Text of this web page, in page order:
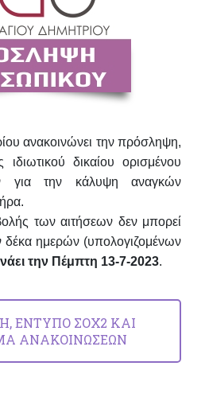
ανακοινώνει την πρόσληψη,
δικαίου ορισμένου
για την κάλυψη αναγκών
των αιτήσεων δεν μπορεί
δέκα ημερών (υπολογιζομένων
την Πέμπτη 13-7-2023.
ΕΝΤΥΠΟ ΣΟΧ2 ΚΑΙ
ΑΝΑΚΟΙΝΩΣΕΩΝ